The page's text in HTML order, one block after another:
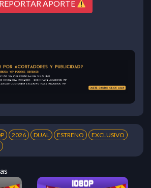
REPORTAR APORTE
2026 DUAL ESTRENO
EXCLUSIVO